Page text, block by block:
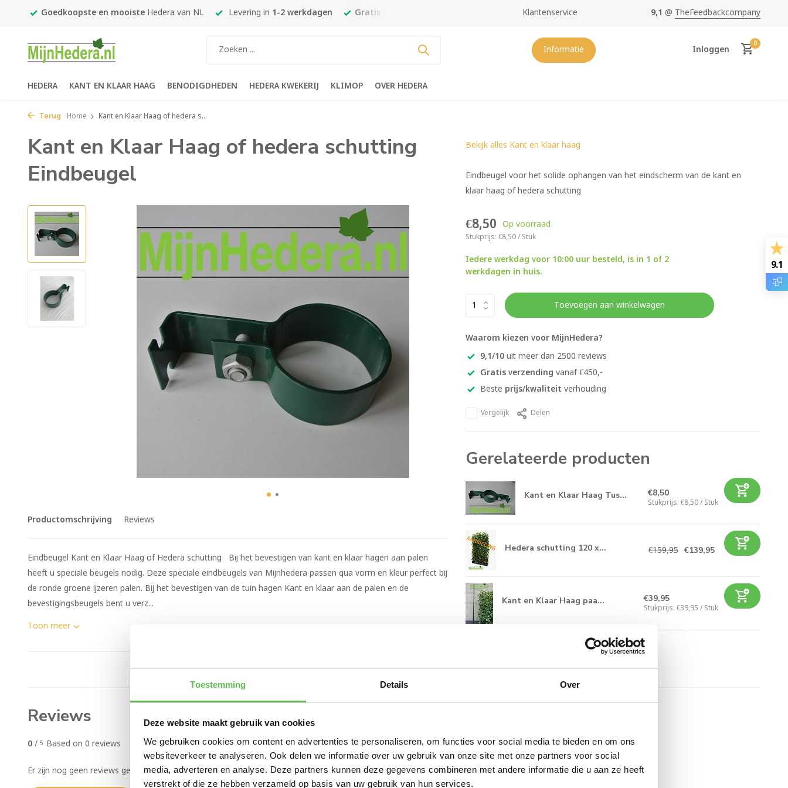
Toestemming Details Over
Deze website maakt gebruik van cookies
We gebruiken cookies om content en advertenties te personaliseren, om functies voor social media te bieden en om ons
websiteverkeer te analyseren. Ook delen we informatie over uw gebruik van onze site met onze partners voor social
media, adverteren en analyse. Deze partners kunnen deze gegevens combineren met andere informatie die u aan ze heeft
verstrekt of die ze hebben verzameld op basis van uw gebruik van hun services.
Goedkoopste en mooiste Hedera van NL Levering in 1-2 werkdagen Gratis verzending Goedkoopste en mooiste Hedera van NL
Klantenservice 9,1 @ TheFeedbackcompany
Informatie Inloggen
0
HEDERA KANT EN KLAAR HAAG BENODIGDHEDEN HEDERA KWEKERIJ KLIMOP OVER HEDERA
Terug Home Kant en Klaar Haag of hedera s...
Kant en Klaar Haag of hedera schutting
Eindbeugel
Productomschrijving Reviews
Eindbeugel Kant en Klaar Haag of Hedera schutting Bij het bevestigen van kant en klaar hagen aan palen
heeft u speciale beugels nodig. Deze speciale eindbeugels van Mijnhedera passen qua vorm en kleur perfect bij
de ronde groene ijzeren palen. Bij het bevestigen van de tuin hagen Kant en klaar aan de palen en de
bevestigingsbeugels bent u verz...
Toon meer
Bekijk alles Kant en klaar haag
Eindbeugel voor het solide ophangen van het eindscherm van de kant en
klaar haag of hedera schutting
€8,50 Op voorraad
Stukprijs: €8,50/ Stuk
Iedere werkdag voor 10:00 uur besteld, is in 1 of 2
werkdagen in huis.
Toevoegen aan winkelwagen
Waarom kiezen voor MijnHedera?
9,1/10 uit meer dan 2500 reviews
Gratis verzending vanaf €450,-
Beste prijs/kwaliteit verhouding
Vergelijk Delen
Gerelateerde producten
Kant en Klaar Haag Tus... €8,50
Stukprijs: €8,50/ Stuk
Hedera schutting 120 x... €159,95 €139,95
Kant en Klaar Haag paa... €39,95
Stukprijs: €39,95 / Stuk
Reviews
0 / 5 Based on 0 reviews
Er zijn nog geen reviews geschreven over dit product..
9.1